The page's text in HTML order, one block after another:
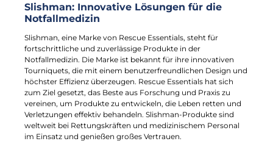
Slishman: Innovative Lösungen für die
Notfallmedizin
Slishman, eine Marke von Rescue Essentials, steht für
fortschrittliche und zuverlässige Produkte in der
Notfallmedizin. Die Marke ist bekannt für ihre innovativen
Tourniquets, die mit einem benutzerfreundlichen Design und
höchster Effizienz überzeugen. Rescue Essentials hat sich
zum Ziel gesetzt, das Beste aus Forschung und Praxis zu
vereinen, um Produkte zu entwickeln, die Leben retten und
Verletzungen effektiv behandeln. Slishman-Produkte sind
weltweit bei Rettungskräften und medizinischem Personal
im Einsatz und genießen großes Vertrauen.